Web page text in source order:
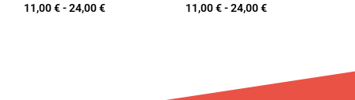
11,00€-24,00€
11,00€-24,00€